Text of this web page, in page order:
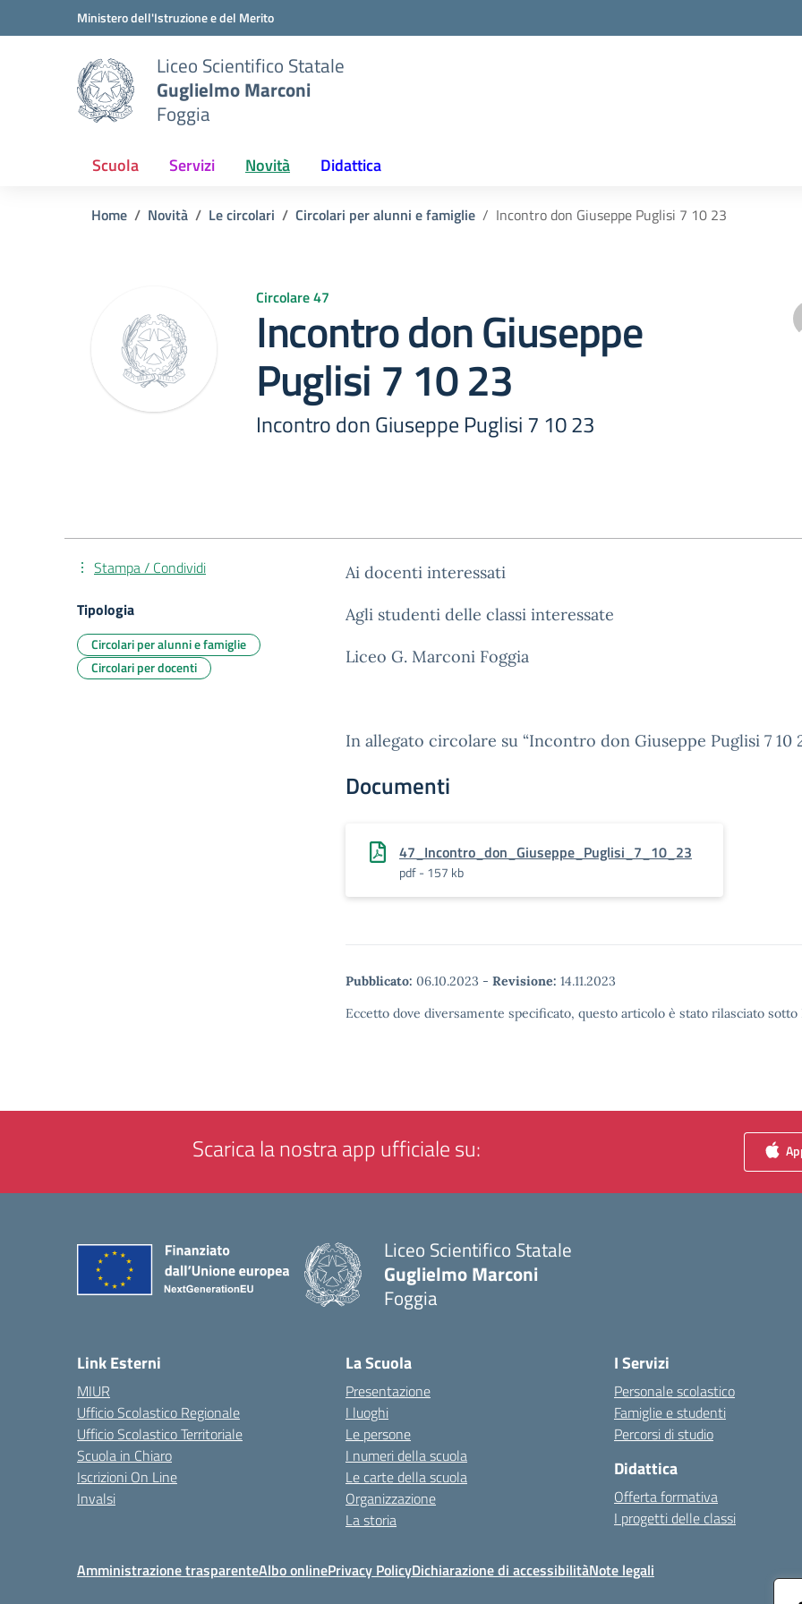
Vai ai contenuti
Vai al menu di navigazioneMinistero dell'Istruzione e del Merito
Liceo Scientifico Statale
Guglielmo Marconi
Foggia
Scuola Servizi Novità Didattica
Home Novità Le circolari Circolari per alunni e famiglie Incontro don Giuseppe Puglisi 7 10 23
Circolare 47
Incontro don Giuseppe
Puglisi 7 10 23
Incontro don Giuseppe Puglisi 7 10 23
Ai docenti interessati
Agli studenti delle classi interessate
Liceo G. Marconi Foggia
In allegato circolare su “Incontro don Giuseppe Puglisi 7 10
Documenti
47_Incontro_don_Giuseppe_Puglisi_7_10_23
pdf - 157 kb
Pubblicato: 06.10.2023 - Revisione: 14.11.2023
Eccetto dove diversamente specificato, questo articolo è stato rilasciato
Stampa / Condividi
Tipologia
Circolari per alunni e famiglie
Circolari per docenti
Scarica la nostra app ufficiale su:
Liceo Scientifico Statale
Guglielmo Marconi
Foggia
Link Esterni
MIUR
Ufficio Scolastico Regionale
Ufficio Scolastico Territoriale
Scuola in Chiaro
Iscrizioni On Line
Invalsi
La Scuola
Presentazione
I luoghi
Le persone
I numeri della scuola
Le carte della scuola
Organizzazione
La storia
I Servizi
Personale scolastico
Famiglie e studenti
Percorsi di studio
Didattica
Offerta formativa
I progetti delle classi
Amministrazione trasparenteAlbo onlinePrivacy PolicyDichiarazione di accessibilitàNote legali